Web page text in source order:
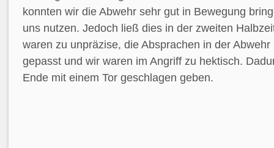
konnten wir die Abwehr sehr gut in Bewegung
uns nutzen. Jedoch ließ dies in der zweiten
waren zu unpräzise, die Absprachen in der
gepasst und wir waren im Angriff zu hektisch.
Ende mit einem Tor geschlagen geben.